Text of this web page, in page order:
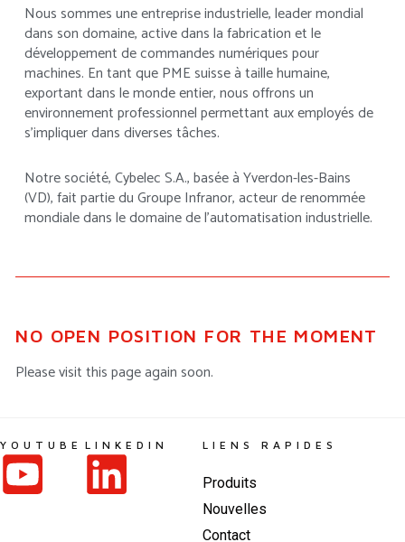
Nous sommes une entreprise industrielle, leader mondial
dans son domaine, active dans la fabrication et le
développement de commandes numériques pour
machines. En tant que PME suisse à taille humaine,
exportant dans le monde entier, nous offrons un
environnement professionnel permettant aux employés de
s’impliquer dans diverses tâches.
Notre société, Cybelec S.A., basée à Yverdon-les-Bains
(VD), fait partie du Groupe Infranor, acteur de renommée
mondiale dans le domaine de l’automatisation industrielle.
NO OPEN POSITION FOR THE MOMENT
Please visit this page again soon.
LIENS RAPIDES
Produits
Nouvelles
Contact
YOUTUBE LINKEDIN